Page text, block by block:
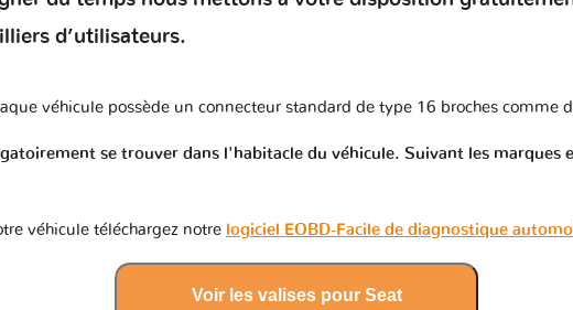
d’utilisateurs.
véhicule possède un connecteur standard de type 16 broches comme
se trouver dans l'habitacle du véhicule. Suivant les marques
véhicule téléchargez notre logiciel EOBD-Facile de diagnostique
Voir les valises pour Seat